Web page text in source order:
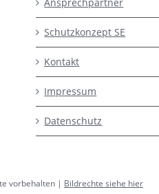
Schutzkonzept SE
Kontakt
Impressum
Datenschutz
vorbehalten | Bildrechte siehe hier